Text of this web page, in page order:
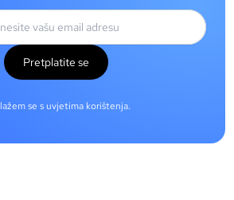
Pretplatite se
se s uvjetima korištenja.